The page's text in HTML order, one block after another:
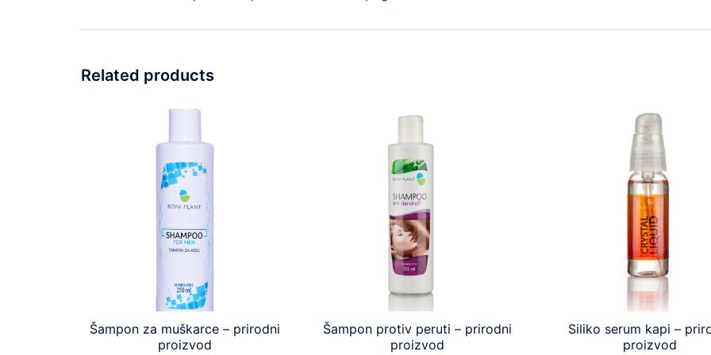
Related products
Šampon za muškarce – prirodni
proizvod
Šampon protiv peruti – prirodni
proizvod
Siliko serum kapi –
proizvod